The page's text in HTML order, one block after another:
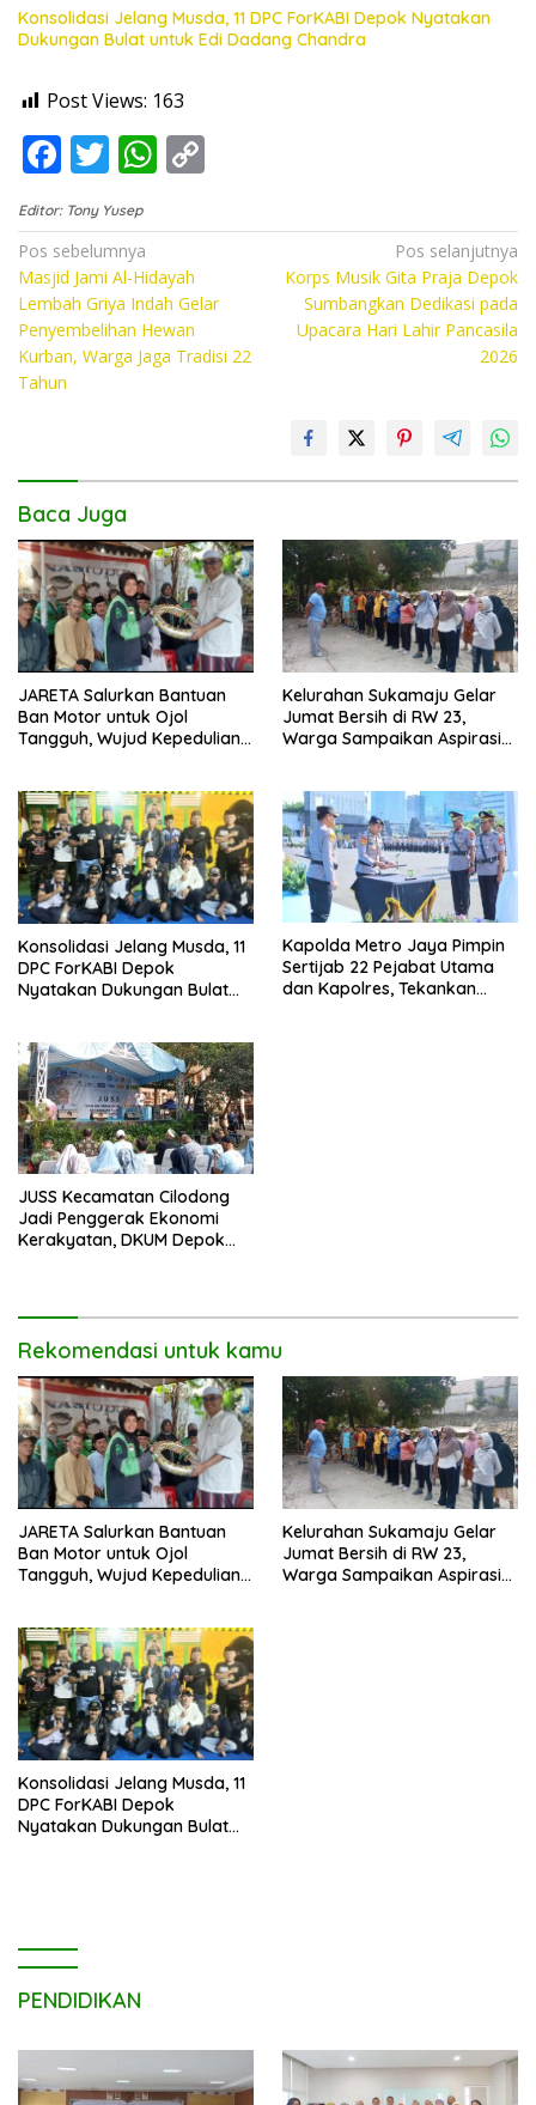
Konsolidasi Jelang Musda, 11 DPC ForKABI Depok Nyatakan
Dukungan Bulat untuk Edi Dadang Chandra
Post Views: 163
F
ac
e
b
o
o
k
T
w
itt
er
W
at
s
A
p
p
p
Li
n
Editor: Tony Yusep
Navigasi
pos
Pos sebelumnya
Masjid Jami Al-Hidayah
Lembah Griya Indah Gelar
Penyembelihan Hewan
Kurban, Warga Jaga Tradisi 22
Tahun
Pos selanjutnya
Korps Musik Gita Praja Depok
Sumbangkan Dedikasi pada
Upacara Hari Lahir Pancasila
2026
Baca Juga
JARETA Salurkan Bantuan
Ban Motor untuk Ojol
Tangguh, Wujud Kepedulian
Kelurahan Sukamaju Gelar
Jumat Bersih di RW 23,
Warga Sampaikan Aspirasi
Konsolidasi Jelang Musda, 11
DPC ForKABI Depok
Nyatakan Dukungan Bulat
Kapolda Metro Jaya Pimpin
Sertijab 22 Pejabat Utama
dan Kapolres, Tekankan
JUSS Kecamatan Cilodong
Jadi Penggerak Ekonomi
Kerakyatan, DKUM Depok
Rekomendasi untuk kamu
JARETA Salurkan Bantuan
Ban Motor untuk Ojol
Tangguh, Wujud Kepedulian
Kelurahan Sukamaju Gelar
Jumat Bersih di RW 23,
Warga Sampaikan Aspirasi
Konsolidasi Jelang Musda, 11
DPC ForKABI Depok
Nyatakan Dukungan Bulat
PENDIDIKAN